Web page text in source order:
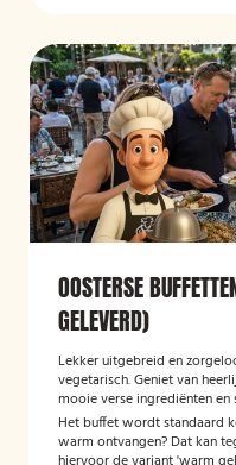
OOSTERSE
GELEVERD)
Lekker uitgebreid en
vegetarisch. Geniet van
mooie verse ingrediënten en
Het buffet wordt standaard
warm ontvangen? Dat kan